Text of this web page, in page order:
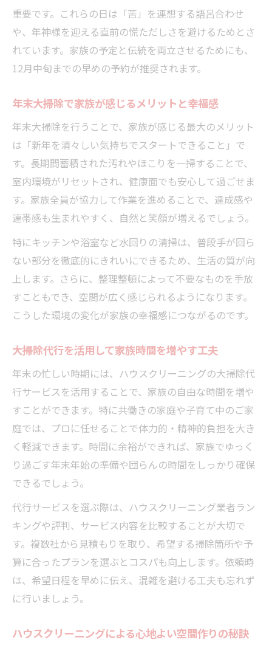
重要です。これらの日は「苦」を連想する語呂合わせ
や、年神様を迎える直前の慌ただしさを避けるためとさ
れています。家族の予定と伝統を両立させるためにも、
12月中旬までの早めの予約が推奨されます。
年末大掃除で家族が感じるメリットと幸福感
年末大掃除を行うことで、家族が感じる最大のメリット
は「新年を清々しい気持ちでスタートできること」で
す。長期間蓄積された汚れやほこりを一掃することで、
室内環境がリセットされ、健康面でも安心して過ごせま
す。家族全員が協力して作業を進めることで、達成感や
連帯感も生まれやすく、自然と笑顔が増えるでしょう。
特にキッチンや浴室など水回りの清掃は、普段手が回ら
ない部分を徹底的にきれいにできるため、生活の質が向
上します。さらに、整理整頓によって不要なものを手放
すこともでき、空間が広く感じられるようになります。
こうした環境の変化が家族の幸福感につながるのです。
大掃除代行を活用して家族時間を増やす工夫
年末の忙しい時期には、ハウスクリーニングの大掃除代
行サービスを活用することで、家族の自由な時間を増や
すことができます。特に共働きの家庭や子育て中のご家
庭では、プロに任せることで体力的・精神的負担を大き
く軽減できます。時間に余裕ができれば、家族でゆっく
り過ごす年末年始の準備や団らんの時間をしっかり確保
できるでしょう。
代行サービスを選ぶ際は、ハウスクリーニング業者ラン
キングや評判、サービス内容を比較することが大切で
す。複数社から見積もりを取り、希望する掃除箇所や予
算に合ったプランを選ぶとコスパも向上します。依頼時
は、希望日程を早めに伝え、混雑を避ける工夫も忘れず
に行いましょう。
ハウスクリーニングによる心地よい空間作りの秘訣